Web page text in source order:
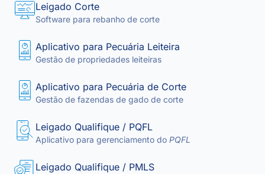
Leigado Corte
Software para rebanho de corte
Aplicativo para Pecuária Leiteira
Gestão de propriedades leiteiras
Aplicativo para Pecuária de Corte
Gestão de fazendas de gado de corte
Leigado Qualifique / PQFL
Aplicativo para gerenciamento do PQFL
Leigado Qualifique / PMLS